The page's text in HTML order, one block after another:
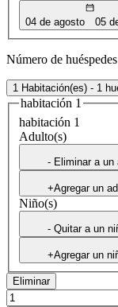
04 de agosto 05
Número de huéspedes
1 Habitación(es) - 1
habitación 1
habitación 1
Adulto(s)
- Eliminar a un
+Agregar un
Niño(s)
- Quitar a un
+Agregar un
Eliminar